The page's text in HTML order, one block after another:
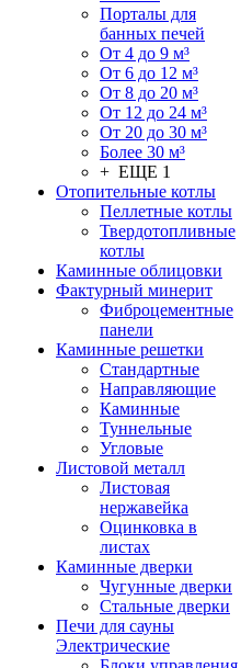
Порталы для
банных печей
От 4 до 9 м³
От 6 до 12 м³
От 8 до 20 м³
От 12 до 24 м³
От 20 до 30 м³
Более 30 м³
+ ЕЩЕ 1
Отопительные котлы
Пеллетные котлы
Твердотопливные
котлы
Каминные облицовки
Фактурный минерит
Фиброцементные
панели
Каминные решетки
Стандартные
Направляющие
Каминные
Туннельные
Угловые
Листовой металл
Листовая
нержавейка
Оцинковка в
листах
Каминные дверки
Чугунные дверки
Стальные дверки
Печи для сауны
Электрические